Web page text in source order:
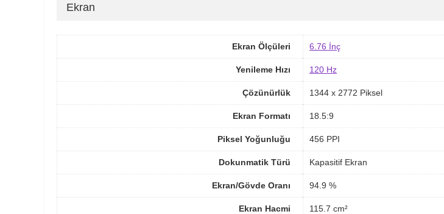
Ekran
Ekran Ölçüleri 6.76 İnç
Yenileme Hızı 120 Hz
Çözünürlük 1344 x 2772 Piksel
Ekran Formatı 18.5:9
Piksel Yoğunluğu 456 PPI
Dokunmatik Türü Kapasitif Ekran
Ekran/Gövde Oranı 94.9 %
Ekran Hacmi 115.7 cm²